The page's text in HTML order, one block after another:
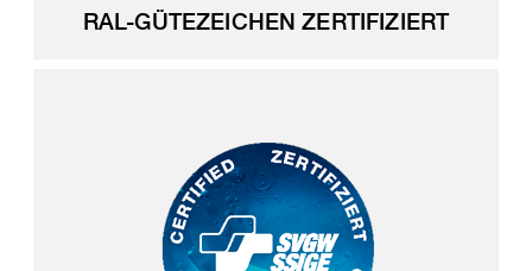
RAL-GÜTEZEICHEN ZERTIFIZIERT